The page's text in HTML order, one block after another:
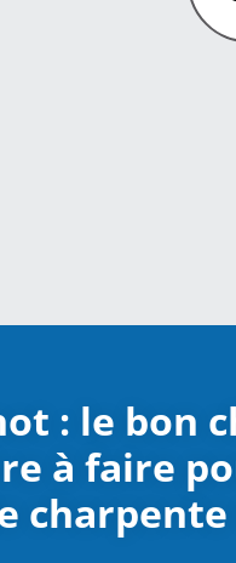
: le bon
à faire